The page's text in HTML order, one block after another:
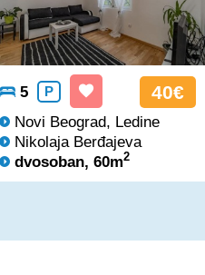
5 P 40€
Novi Beograd, Ledine
Nikolaja Berđajeva
dvosoban, 60m2